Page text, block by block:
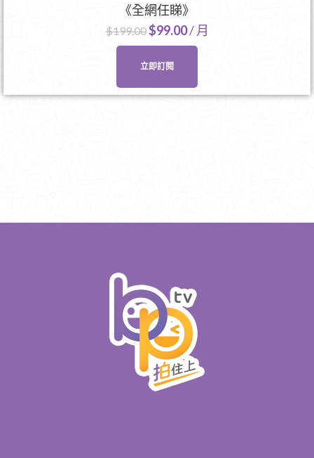
《全網任睇》
$199.00$99.00/ 月
立即訂閱